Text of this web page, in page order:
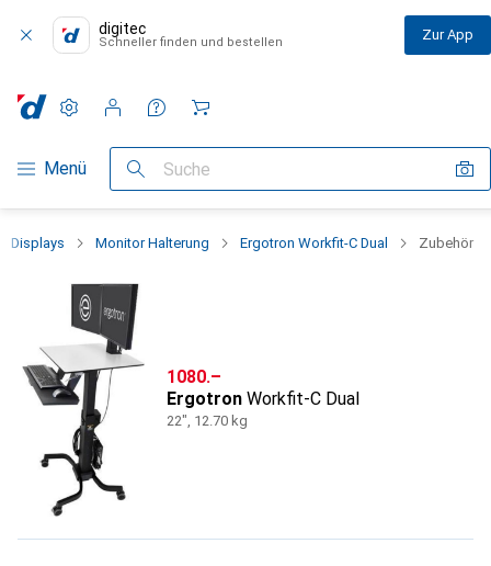
digitec
Schneller finden und bestellen Zur App
Navigation nach Kategorien
Menü Suche
Einstellungen
Kundenkonto
Vergleichslisten
Merklisten
Warenkorb
Displays Monitor Halterung Ergotron Workfit-C Dual Zubehör
CHF
1080.–
Ergotron Workfit-C Dual
22", 12.70 kg